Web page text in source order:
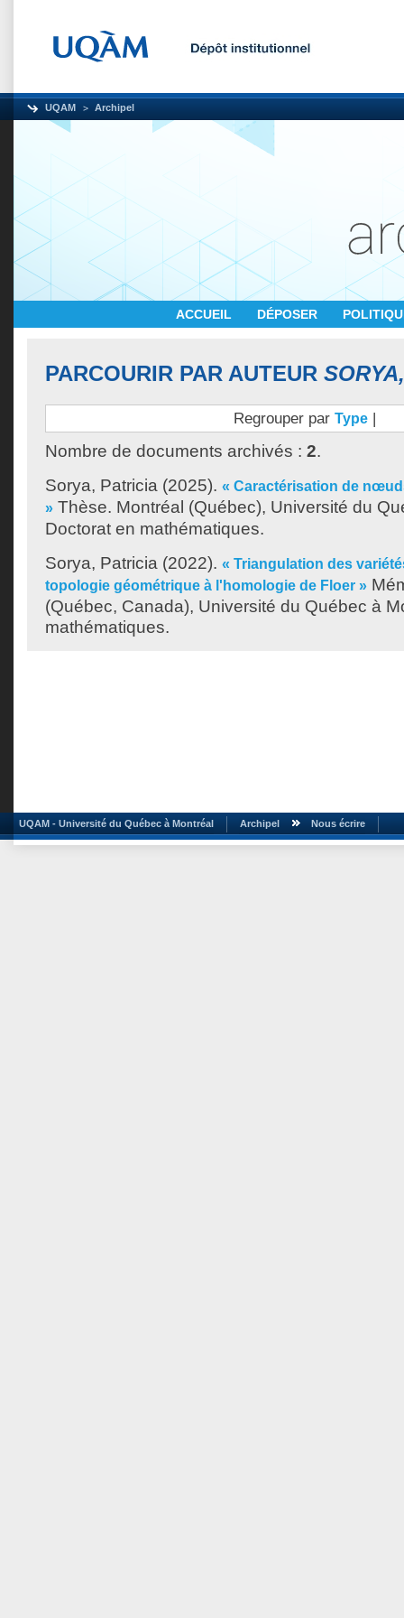
UQAM Archipel
ACCUEIL DÉPOSER
PARCOURIR PAR AUTEUR
Regrouper par Type |
Nombre de documents archivés : 2.
Sorya, Patricia (2025). « Caractérisation de
» Thèse. Montréal (Québec), Université du
Doctorat en mathématiques.
Sorya, Patricia (2022). « Triangulation des
topologie géométrique à l'homologie de Floer »
(Québec, Canada), Université du Québec à
mathématiques.
UQAM - Université du Québec à Montréal Archipel Nous écrire